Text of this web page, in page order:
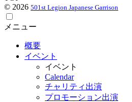
© 2026 501st Legion Japanese Garrison
メニュー
概要
イベント
イベント
Calendar
チャリティ出演
プロモーション出演